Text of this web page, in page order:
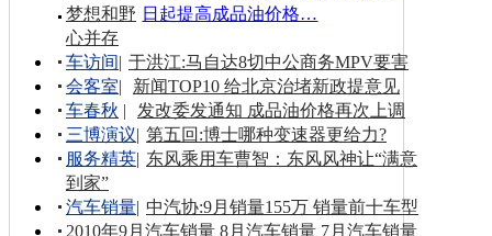
日起提高成品油价格…
梦想和野
心并存
车访间| 于洪江:马自达8切中公商务MPV要害
会客室|
新闻TOP10 给北京治堵新政提意见
车春秋 |
发改委发通知 成品油价格再次上调
三博演议| 第五回:博士哪种变速器更给力?
服务精英| 东风乘用车曹智：东风风神让“满意
到家”
汽车销量| 中汽协:9月销量155万 销量前十车型
2010年9月汽车销量 8月汽车销量 7月汽车销量